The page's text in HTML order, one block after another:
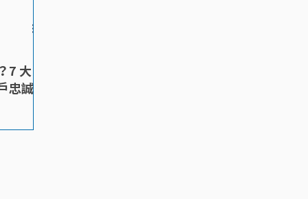
7 大
忠誠